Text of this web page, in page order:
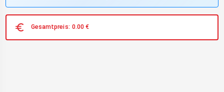
Gesamtpreis: 0.00 €